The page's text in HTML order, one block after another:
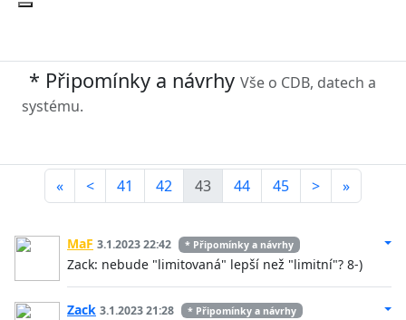
* Připomínky a návrhy Vše o CDB, datech a
systému.
« < 41 42 43 44 45 > »
MaF 3.1.2023 22:42 * Připomínky a návrhy
Zack: nebude "limitovaná" lepší než "limitní"? 8-)
Zack 3.1.2023 21:28 * Připomínky a návrhy